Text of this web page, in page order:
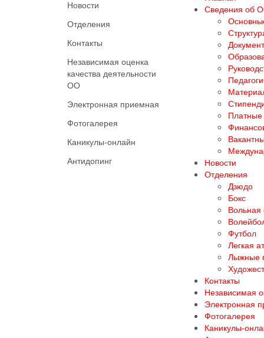
Новости
Отделения
Контакты
Независимая оценка
качества деятельности
ОО
Электронная приемная
Фотогалерея
Каникулы-онлайн
Антидопинг
Сведения об
Платные
Новости
Отделения
Дзюдо
Бокс
Вольная
Футбол
Легкая
Лыжные
Контакты
Независимая
Электронная
Фотогалерея
Каникулы-